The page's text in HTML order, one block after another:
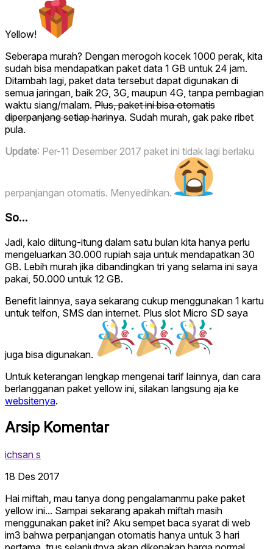
Yellow!
Seberapa murah? Dengan merogoh kocek 1000 perak, kita
sudah bisa mendapatkan paket data 1 GB untuk 24 jam.
Ditambah lagi, paket data tersebut dapat digunakan di
semua jaringan, baik 2G, 3G, maupun 4G, tanpa pembagian
waktu siang/malam. Plus, paket ini bisa otomatis
diperpanjang setiap harinya. Sudah murah, gak pake ribet
pula.
Update: Per-11 Desember 2017 paket ini tidak lagi berlaku
perpanjangan otomatis. Menyedihkan.
So…
Jadi, kalo diitung-itung dalam satu bulan kita hanya perlu
mengeluarkan 30.000 rupiah saja untuk mendapatkan 30
GB. Lebih murah jika dibandingkan tri yang selama ini saya
pakai, 50.000 untuk 12 GB.
Benefit lainnya, saya sekarang cukup menggunakan 1 kartu
untuk telfon, SMS dan internet. Plus slot Micro SD saya
juga bisa digunakan.
Untuk keterangan lengkap mengenai tarif lainnya, dan cara
berlangganan paket yellow ini, silakan langsung aja ke
websitenya.
Arsip Komentar
ichsan s
18 Des 2017
Hai miftah, mau tanya dong pengalamanmu pake paket
yellow ini... Sampai sekarang apakah miftah masih
menggunakan paket ini? Aku sempet baca syarat di web
im3 bahwa perpanjangan otomatis hanya untuk 3 hari